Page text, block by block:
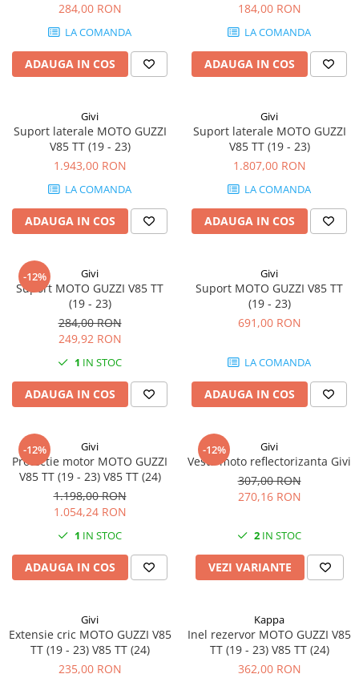
284,00 RON
LA COMANDA
ADAUGA IN COS
184,00 RON
LA COMANDA
ADAUGA IN COS
Givi
Suport laterale MOTO GUZZI
V85 TT (19 - 23)
1.943,00 RON
LA COMANDA
ADAUGA IN COS
Givi
Suport laterale MOTO GUZZI
V85 TT (19 - 23)
1.807,00 RON
LA COMANDA
ADAUGA IN COS
-12% Givi
Suport MOTO GUZZI V85 TT
(19 - 23)
284,00 RON
249,92 RON
1 IN STOC
ADAUGA IN COS
Givi
Suport MOTO GUZZI V85 TT
(19 - 23)
691,00 RON
LA COMANDA
ADAUGA IN COS
-12% Givi
Protectie motor MOTO GUZZI
V85 TT (19 - 23) V85 TT (24)
1.198,00 RON
1.054,24 RON
1 IN STOC
ADAUGA IN COS
-12% Givi
Vesta moto reflectorizanta Givi
307,00 RON
270,16 RON
2 IN STOC
VEZI VARIANTE
Givi
Extensie cric MOTO GUZZI V85
TT (19 - 23) V85 TT (24)
235,00 RON
Kappa
Inel rezervor MOTO GUZZI V85
TT (19 - 23) V85 TT (24)
362,00 RON